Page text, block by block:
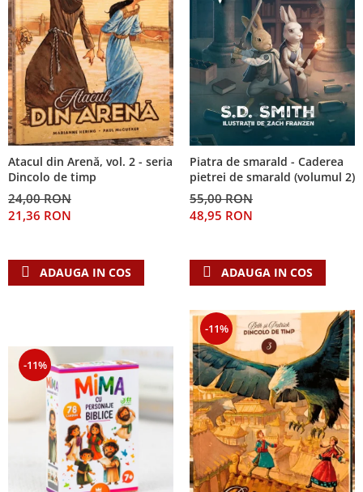
Atacul din Arenă, vol. 2 - seria
Dincolo de timp
24,00 RON
21,36 RON
ADAUGA IN COS
Piatra de smarald - Caderea
pietrei de smarald (volumul 2)
55,00 RON
48,95 RON
ADAUGA IN COS
-11%
-11%